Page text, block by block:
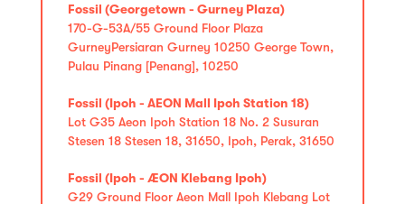
Fossil (Georgetown - Gurney Plaza)
170-G-53A/55 Ground Floor Plaza
GurneyPersiaran Gurney 10250 George Town,
Pulau Pinang [Penang], 10250
Fossil (Ipoh - AEON Mall Ipoh Station 18)
Lot G35 Aeon Ipoh Station 18 No. 2 Susuran
Stesen 18 Stesen 18, 31650, Ipoh, Perak, 31650
Fossil (Ipoh - ÆON Klebang Ipoh)
G29 Ground Floor Aeon Mall Ipoh Klebang Lot